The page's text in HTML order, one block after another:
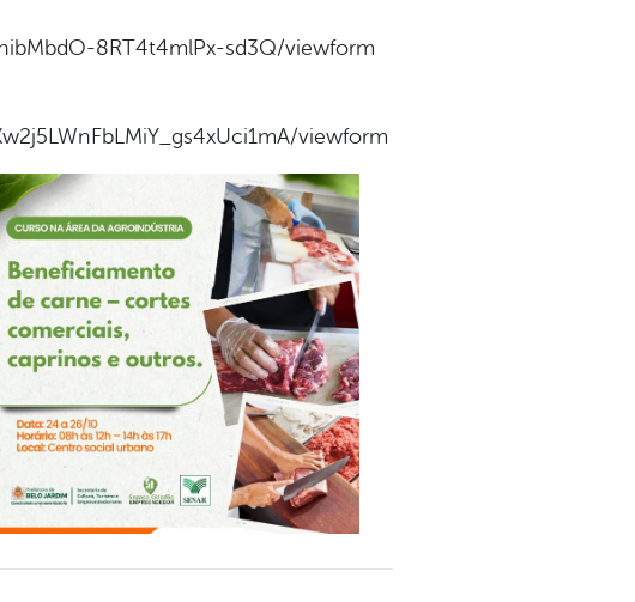
8RT4t4mlPx-sd3Q/viewform
viewform